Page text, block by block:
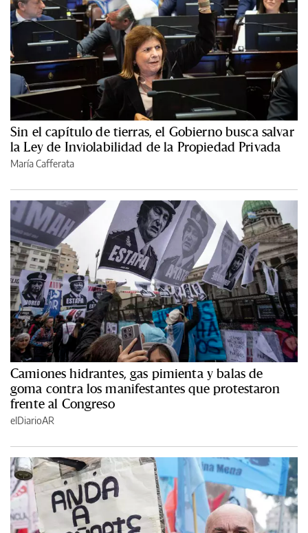
Sin el capítulo de tierras, el Gobierno busca salvar
la Ley de Inviolabilidad de la Propiedad Privada
María Cafferata
Camiones hidrantes, gas pimienta y balas de
goma contra los manifestantes que protestaron
frente al Congreso
elDiarioAR